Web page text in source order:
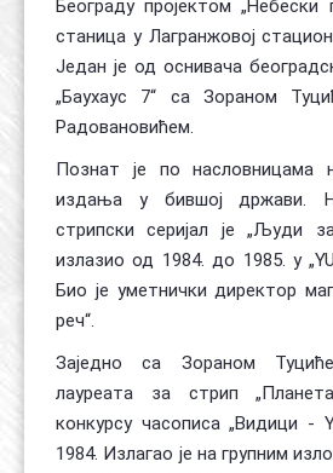
Београду пројектом
станица у Лагранжовој
Један је од оснивача
„Баухаус 7“ са Зораном
Радовановићем.
Познат је по насловницама
издања у бившој држави.
стрипски серијал је „Људи
излазио од 1984. до 1985. у
Био је уметнички директор
реч“.
Заједно са Зораном
лауреата за стрип
конкурсу часописа „Видици -
1984. Излагао је на групним